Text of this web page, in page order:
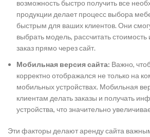
возможность быстро получить все
продукции делает процесс выбора
быстрым для ваших клиентов. Они
выбрать модель, рассчитать
заказ прямо через сайт.
Мобильная версия сайта: Важно,
корректно отображался не только на
мобильных устройствах. Мобильная
клиентам делать заказы и получать
устройства, что значительно
Эти факторы делают аренду сайта